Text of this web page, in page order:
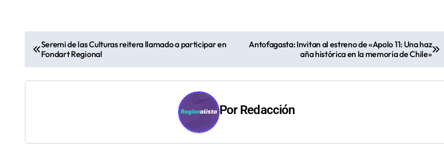
a
v
Seremi de las Culturas reitera llamado a participar en
Fondart Regional
Antofagasta: Invitan al estreno de «Apolo 11: Una haz
aña histórica en la memoria de Chile»
PorRedacción